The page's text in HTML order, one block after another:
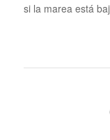
si la marea está